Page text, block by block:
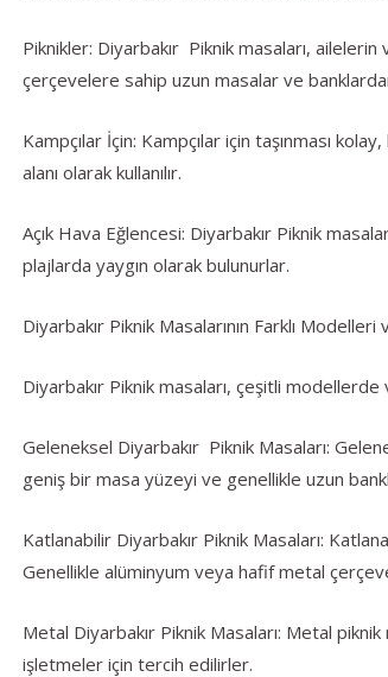
Piknikler: Diyarbakır Piknik masaları,
çerçevelere sahip uzun masalar ve
Kampçılar İçin: Kampçılar için taşınması
alanı olarak kullanılır.
Açık Hava Eğlencesi: Diyarbakır Piknik
plajlarda yaygın olarak bulunurlar.
Diyarbakır Piknik Masalarının Farklı Modelleri
Diyarbakır Piknik masaları, çeşitli
Geleneksel Diyarbakır Piknik Masaları:
geniş bir masa yüzeyi ve genellikle uzun
Katlanabilir Diyarbakır Piknik Masaları:
Genellikle alüminyum veya hafif metal
Metal Diyarbakır Piknik Masaları: Metal piknik
işletmeler için tercih edilirler.